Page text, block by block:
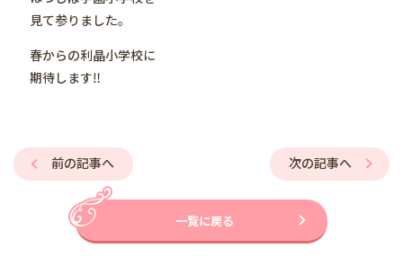
見て参りました。
春からの利晶小学校に
期待します‼️
次の記事へ
前の記事へ
一覧に戻る